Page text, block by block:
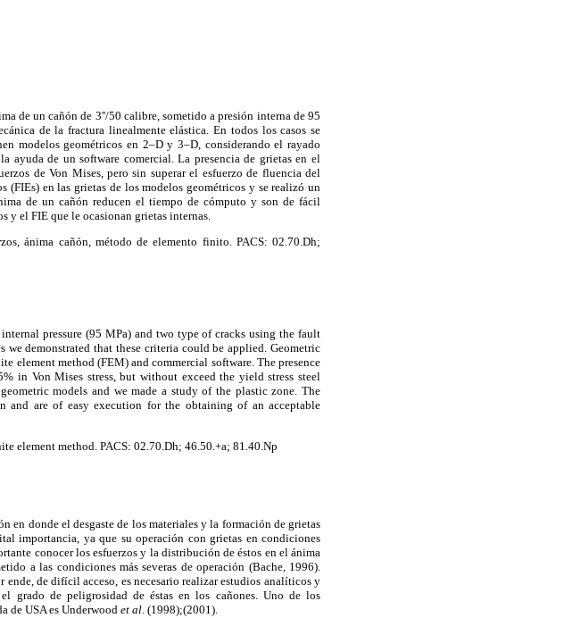
de un cañón de 3''/50 calibre, sometido a presión interna de 95
de la fractura linealmente elástica. En todos los casos se
modelos geométricos en 2–D y 3–D, considerando el rayado
de un software comercial. La presencia de grietas en el
de Von Mises, pero sin superar el esfuerzo de fluencia del
(FIEs) en las grietas de los modelos geométricos y se realizó un
de un cañón reducen el tiempo de cómputo y son de fácil
y el FIE que le ocasionan grietas internas.
ánima cañón, método de elemento finito. PACS: 02.70.Dh;
pressure (95 MPa) and two type of cracks using the fault
demonstrated that these criteria could be applied. Geometric
element method (FEM) and commercial software. The presence
in Von Mises stress, but without exceed the yield stress steel
models and we made a study of the plastic zone. The
and are of easy execution for the obtaining of an acceptable
element method. PACS: 02.70.Dh; 46.50.+a; 81.40.Np
en donde el desgaste de los materiales y la formación de grietas
importancia, ya que su operación con grietas en condiciones
conocer los esfuerzos y la distribución de éstos en el ánima
a las condiciones más severas de operación (Bache, 1996).
de difícil acceso, es necesario realizar estudios analíticos y
grado de peligrosidad de éstas en los cañones. Uno de los
de USA es Underwood et al. (1998);(2001).